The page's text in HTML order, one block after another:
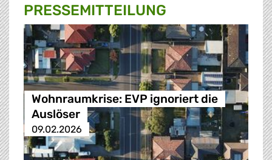
PRESSE­MITTEILUNG
Wohnraumkrise: EVP ignoriert die
Auslöser
09.02.2026